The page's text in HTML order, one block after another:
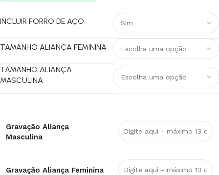
INCLUIR FORRO DE AÇO
TAMANHO ALIANÇA FEMININA
TAMANHO ALIANÇA
MASCULINA
Gravação Aliança
Masculina
Gravação Aliança Feminina